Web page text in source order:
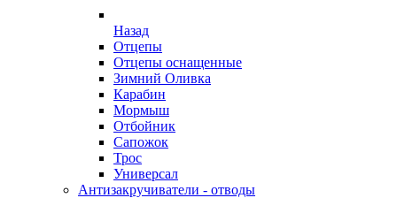
Назад
Отцепы
Отцепы оснащенные
Зимний Оливка
Карабин
Мормыш
Отбойник
Сапожок
Трос
Универсал
Антизакручиватели - отводы